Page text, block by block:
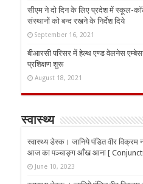
सीएम ने दो दिन के लिए प्रदेश में स्कूल-
संस्थानों को बन्द रखने के निर्देश दिये
September 16, 2021
बीआरसी परिसर में हेल्थ एण्ड वेलनेस
प्रशिक्षण शुरू
August 18, 2021
स्वास्थ्य
स्वास्थ्य डेस्क। जानिये पंडित वीर विक्रम
आज का पञ्चाङ्ग आँख आना [
June 10, 2023